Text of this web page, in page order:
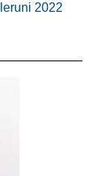
2022